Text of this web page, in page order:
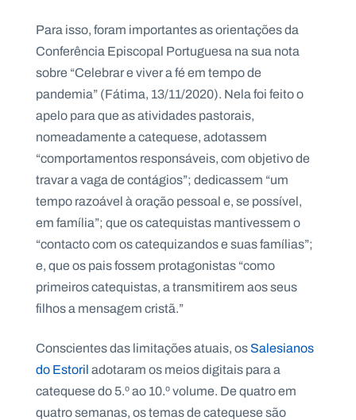
Para isso, foram importantes as orientações da
Conferência Episcopal Portuguesa na sua nota
sobre “Celebrar e viver a fé em tempo de
pandemia” (Fátima, 13/11/2020). Nela foi feito o
apelo para que as atividades pastorais,
nomeadamente a catequese, adotassem
“comportamentos responsáveis, com objetivo de
travar a vaga de contágios”; dedicassem “um
tempo razoável à oração pessoal e, se possível,
em família”; que os catequistas mantivessem o
“contacto com os catequizandos e suas famílias”;
e, que os pais fossem protagonistas “como
primeiros catequistas, a transmitirem aos seus
filhos a mensagem cristã.”
Conscientes das limitações atuais, osSalesianos
do Estoriladotaram os meios digitais para a
catequese do 5.º ao 10.º volume. De quatro em
quatro semanas, os temas de catequese são
S
a
e
s
a
n
o
s
.
t
g
e
n
d
o
n
t
a
o
N
e
w